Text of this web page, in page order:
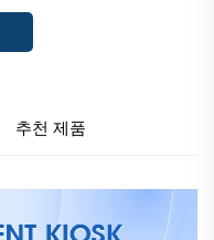
추천 제품